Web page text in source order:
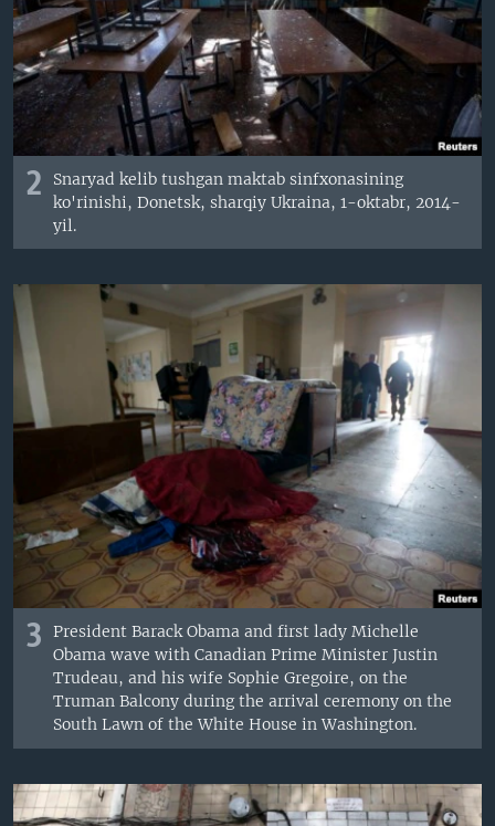
2
Snaryad kelib tushgan maktab sinfxonasining
ko'rinishi, Donetsk, sharqiy Ukraina, 1-oktabr, 2014-
yil.
3
President Barack Obama and first lady Michelle
Obama wave with Canadian Prime Minister Justin
Trudeau, and his wife Sophie Gregoire, on the
Truman Balcony during the arrival ceremony on the
South Lawn of the White House in Washington.